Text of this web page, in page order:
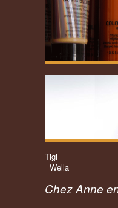
Wella
Chez Anne